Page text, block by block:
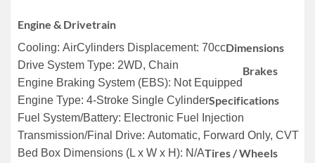
Engine & Drivetrain
Cooling: AirCylinders Displacement: 70cc
Drive System Type: 2WD, Chain
Engine Braking System (EBS): Not Equipped
Engine Type: 4-Stroke Single Cylinder
Fuel System/Battery: Electronic Fuel Injection
Transmission/Final Drive: Automatic, Forward Only, CVT
Dimensions
Bed Box Dimensions (L x W x H): N/A
Brakes
Specifications
Tires / Wheels